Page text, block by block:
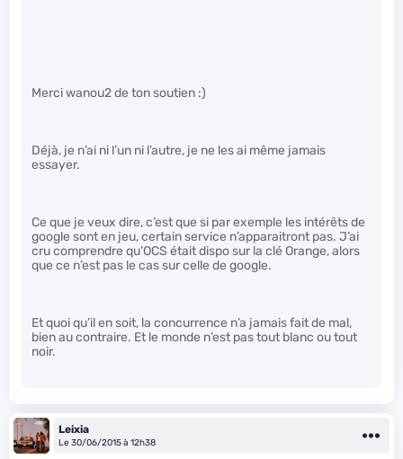
Merci wanou2 de ton soutien :)
Déjà, je n’ai ni l’un ni l’autre, je ne les ai même jamais
essayer.
Ce que je veux dire, c’est que si par exemple les intérêts de
google sont en jeu, certain service n’apparaitront pas. J’ai
cru comprendre qu’OCS était dispo sur la clé Orange, alors
que ce n’est pas le cas sur celle de google.
Et quoi qu’il en soit, la concurrence n’a jamais fait de mal,
bien au contraire. Et le monde n’est pas tout blanc ou tout
noir.
Leixia
Le 30/06/2015 à 12h38